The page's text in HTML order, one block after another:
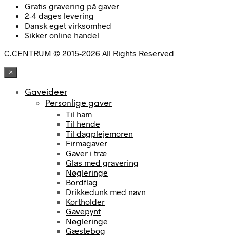
Gratis gravering på gaver
2-4 dages levering
Dansk eget virksomhed
Sikker online handel
C.CENTRUM © 2015-2026 All Rights Reserved
×
Gaveideer
Personlige gaver
Til ham
Til hende
Til dagplejemoren
Firmagaver
Gaver i træ
Glas med gravering
Nøgleringe
Bordflag
Drikkedunk med navn
Kortholder
Gavepynt
Nøgleringe
Gæstebog